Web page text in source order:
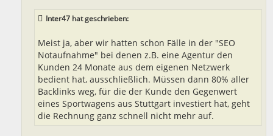
Inter47 hat geschrieben:
Meist ja, aber wir hatten schon Fälle in der "SEO
Notaufnahme" bei denen z.B. eine Agentur den
Kunden 24 Monate aus dem eigenen Netzwerk
bedient hat, ausschließlich. Müssen dann 80% aller
Backlinks weg, für die der Kunde den Gegenwert
eines Sportwagens aus Stuttgart investiert hat, geht
die Rechnung ganz schnell nicht mehr auf.